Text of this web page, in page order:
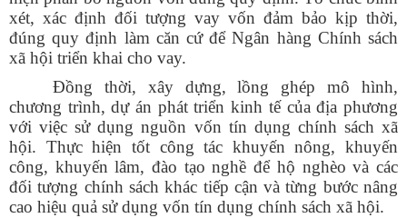
xét, xác định đối tượng vay vốn đảm bảo kịp thời,
đúng quy định làm căn cứ để Ngân hàng Chính sách
xã hội triển khai cho vay.
Đồng thời, xây dựng, lồng ghép mô hình,
chương trình, dự án phát triển kinh tế của địa phương
với việc sử dụng nguồn vốn tín dụng chính sách xã
hội. Thực hiện tốt công tác khuyến nông, khuyến
công, khuyến lâm, đào tạo nghề để hộ nghèo và các
đối tượng chính sách khác tiếp cận và từng bước nâng
cao hiệu quả sử dụng vốn tín dụng chính sách xã hội.